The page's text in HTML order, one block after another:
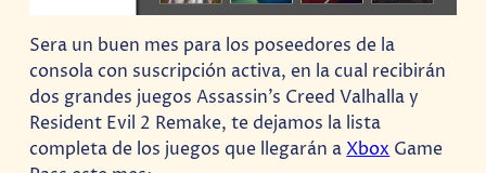
Sera un buen mes para los poseedores de la
consola con suscripción activa, en la cual recibirán
dos grandes juegos Assassin’s Creed Valhalla y
Resident Evil 2 Remake, te dejamos la lista
completa de los juegos que llegarán aXbox Game